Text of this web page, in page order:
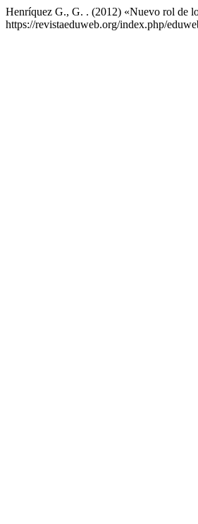
Henríquez G., G. . (2012) «Nuevo rol de
https://revistaeduweb.org/index.php/